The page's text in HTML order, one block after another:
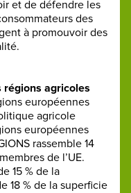
et de défendre les
des
à promouvoir des
régions agricoles
européennes
agricole
européennes
rassemble 14
de l’UE.
15 % de la
18 % de la superficie